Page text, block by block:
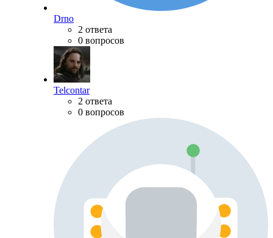
Drno
2 ответа
0 вопросов
Telcontar
2 ответа
0 вопросов